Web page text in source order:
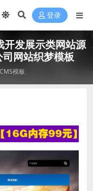
登录
开发展示类网站源
网站织梦模板
模板